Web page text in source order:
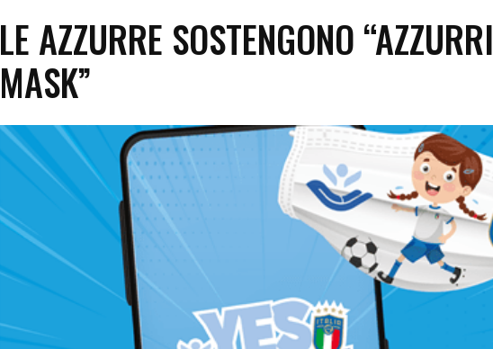
LE AZZURRE SOSTENGONO “AZZURRI
MASK”